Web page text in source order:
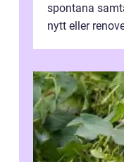
spontana
nytt eller